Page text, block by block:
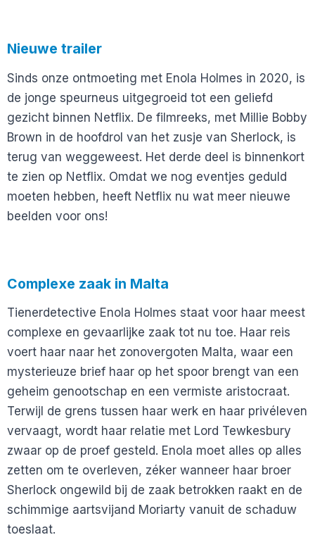
Nieuwe trailer
Sinds onze ontmoeting met Enola Holmes in 2020, is
de jonge speurneus uitgegroeid tot een geliefd
gezicht binnen Netflix. De filmreeks, met Millie Bobby
Brown in de hoofdrol van het zusje van Sherlock, is
terug van weggeweest. Het derde deel is binnenkort
te zien op Netflix. Omdat we nog eventjes geduld
moeten hebben, heeft Netflix nu wat meer nieuwe
beelden voor ons!
Complexe zaak in Malta
Tienerdetective Enola Holmes staat voor haar meest
complexe en gevaarlijke zaak tot nu toe. Haar reis
voert haar naar het zonovergoten Malta, waar een
mysterieuze brief haar op het spoor brengt van een
geheim genootschap en een vermiste aristocraat.
Terwijl de grens tussen haar werk en haar privéleven
vervaagt, wordt haar relatie met Lord Tewkesbury
zwaar op de proef gesteld. Enola moet alles op alles
zetten om te overleven, zéker wanneer haar broer
Sherlock ongewild bij de zaak betrokken raakt en de
schimmige aartsvijand Moriarty vanuit de schaduw
toeslaat.